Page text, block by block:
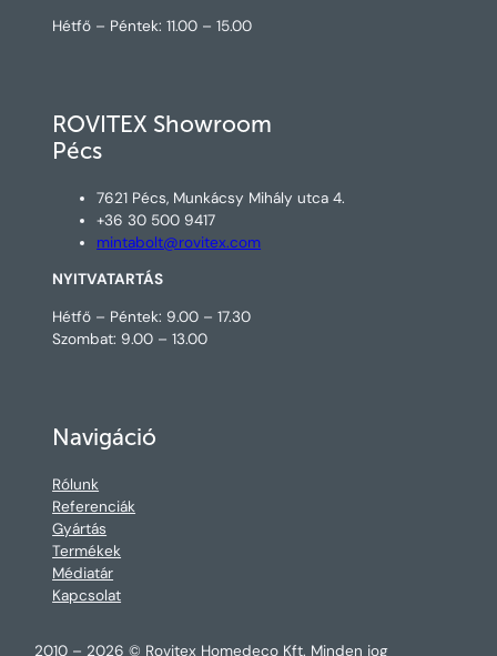
Hétfő – Péntek: 11.00 – 15.00
ROVITEX Showroom
Pécs
7621 Pécs, Munkácsy Mihály utca 4.
+36 30 500 9417
mintabolt@rovitex.com
NYITVATARTÁS
Hétfő – Péntek: 9.00 – 17.30
Szombat: 9.00 – 13.00
Navigáció
Rólunk
Referenciák
Gyártás
Termékek
Médiatár
Kapcsolat
2010 – 2026 © Rovitex Homedeco Kft. Minden jog